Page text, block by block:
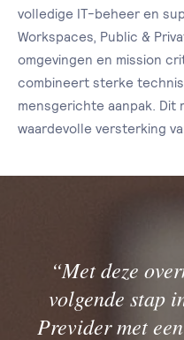
volledige IT-beheer en
Workspaces, Public &
omgevingen en mission
combineert sterke
mensgerichte aanpak. Dit
waardevolle versterking
“Met deze
volgende stap
Previder met